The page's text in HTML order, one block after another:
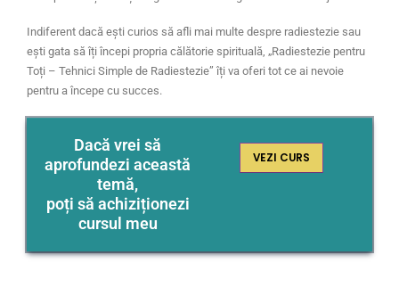
Indiferent dacă ești curios să afli mai multe despre radiestezie sau
ești gata să îți începi propria călătorie spirituală, „Radiestezie pentru
Toți – Tehnici Simple de Radiestezie” îți va oferi tot ce ai nevoie
pentru a începe cu succes.
Dacă vrei să
aprofundezi această
temă,
poți să achiziționezi
cursul meu
VEZI CURS